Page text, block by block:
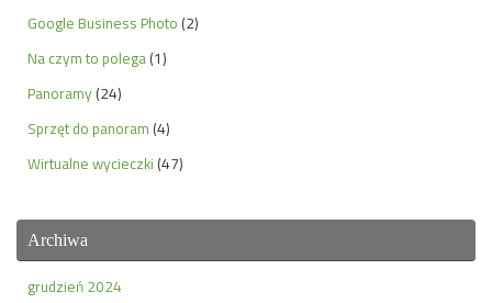
Google Business Photo (2)
Na czym to polega (1)
Panoramy (24)
Sprzęt do panoram (4)
Wirtualne wycieczki (47)
Archiwa
grudzień 2024